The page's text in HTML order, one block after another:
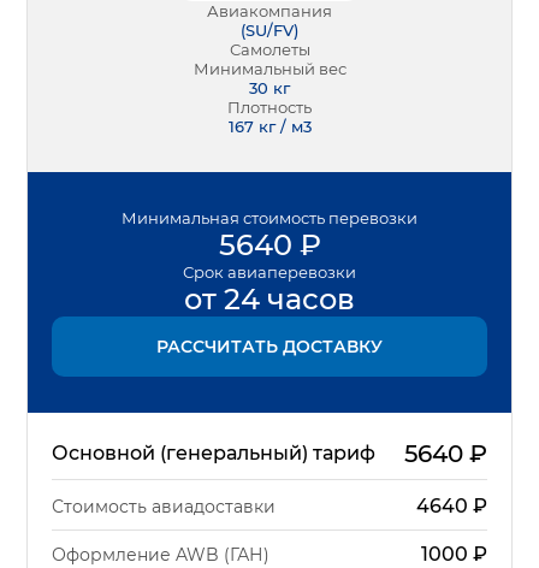
Авиакомпания
(SU/FV)
Самолеты
Минимальный вес
30 кг
Плотность
167 кг / м3
Минимальная стоимость перевозки
5640 ₽
Срок авиаперевозки
от 24 часов
РАССЧИТАТЬ ДОСТАВКУ
Основной (генеральный) тариф 5640₽
Стоимость авиадоставки 4640 ₽
Оформление AWB (ГАН) 1000 ₽